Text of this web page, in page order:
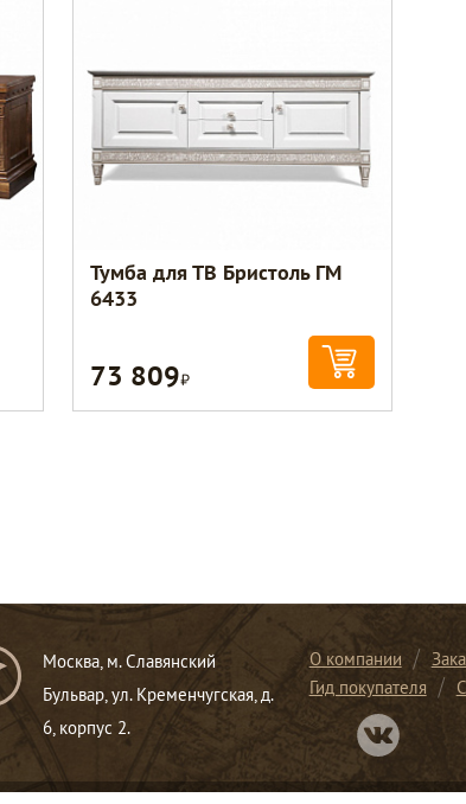
Тумба для ТВ Бристоль ГМ
6433
73 809Р
Москва, м. Славянский
Бульвар, ул. Кременчугская, д.
6, корпус 2.
О компании
Гид покупателя
Перейти